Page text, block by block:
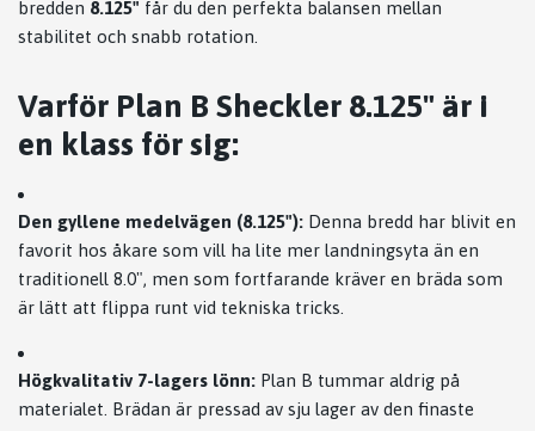
bredden 8.125" får du den perfekta balansen mellan
stabilitet och snabb rotation.
Varför Plan B Sheckler 8.125" är i
en klass för sig:
Den gyllene medelvägen (8.125"): Denna bredd har blivit en
favorit hos åkare som vill ha lite mer landningsyta än en
traditionell 8.0", men som fortfarande kräver en bräda som
är lätt att flippa runt vid tekniska tricks.
Högkvalitativ 7-lagers lönn: Plan B tummar aldrig på
materialet. Brädan är pressad av sju lager av den finaste